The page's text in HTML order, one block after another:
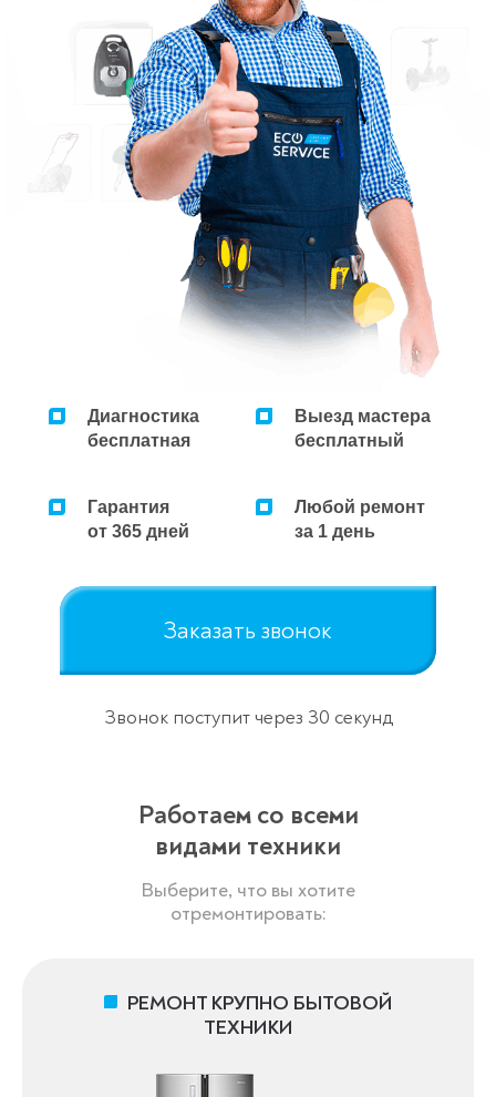
Диагностика
бесплатная
Выезд мастера
бесплатный
Гарантия
от 365 дней
Любой ремонт
за 1 день
Заказать звонок
Звонок поступит через 30 секунд
Работаем со всеми
видами техники
Выберите, что вы хотите
отремонтировать:
РЕМОНТ КРУПНО БЫТОВОЙ
ТЕХНИКИ